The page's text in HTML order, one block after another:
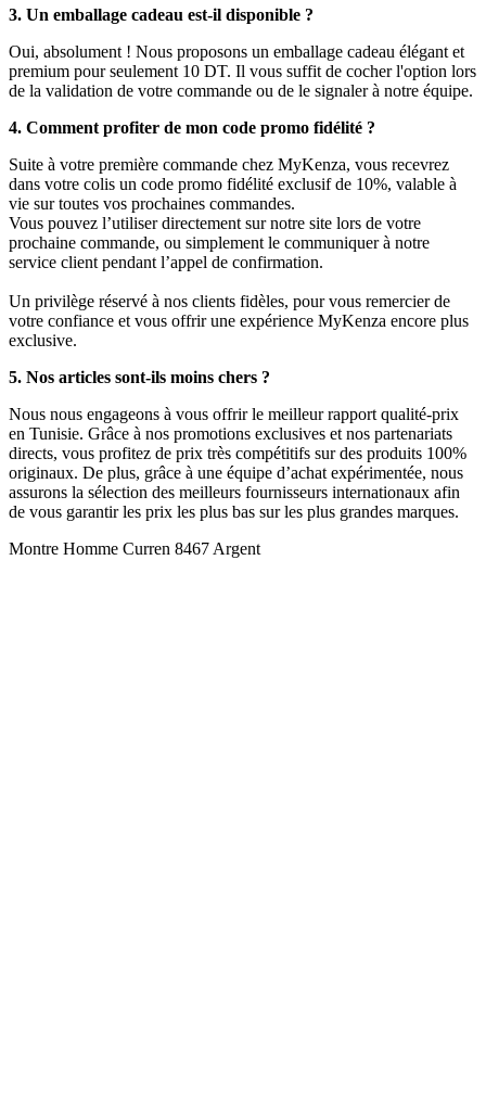
3. Un emballage cadeau est-il disponible ?
Oui, absolument ! Nous proposons un emballage cadeau élégant et
premium pour seulement 10 DT. Il vous suffit de cocher l'option lors
de la validation de votre commande ou de le signaler à notre équipe.
4. Comment profiter de mon code promo fidélité ?
Suite à votre première commande chez MyKenza, vous recevrez
dans votre colis un code promo fidélité exclusif de 10%, valable à
vie sur toutes vos prochaines commandes.
Vous pouvez l’utiliser directement sur notre site lors de votre
prochaine commande, ou simplement le communiquer à notre
service client pendant l’appel de confirmation.
Un privilège réservé à nos clients fidèles, pour vous remercier de
votre confiance et vous offrir une expérience MyKenza encore plus
exclusive.
5. Nos articles sont-ils moins chers ?
Nous nous engageons à vous offrir le meilleur rapport qualité-prix
en Tunisie. Grâce à nos promotions exclusives et nos partenariats
directs, vous profitez de prix très compétitifs sur des produits 100%
originaux. De plus, grâce à une équipe d’achat expérimentée, nous
assurons la sélection des meilleurs fournisseurs internationaux afin
de vous garantir les prix les plus bas sur les plus grandes marques.
Montre Homme Curren 8467 Argent